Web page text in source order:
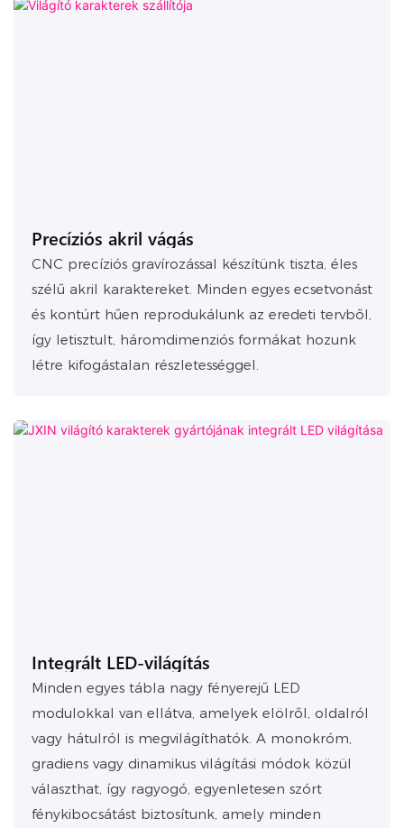
Precíziós akril vágás
CNC precíziós gravírozással készítünk tiszta, éles
szélű akril karaktereket. Minden egyes ecsetvonást
és kontúrt hűen reprodukálunk az eredeti tervből,
így letisztult, háromdimenziós formákat hozunk
létre kifogástalan részletességgel.
Integrált LED-világítás
Minden egyes tábla nagy fényerejű LED
modulokkal van ellátva, amelyek elölről, oldalról
vagy hátulról is megvilágíthatók. A monokróm,
gradiens vagy dinamikus világítási módok közül
választhat, így ragyogó, egyenletesen szórt
fénykibocsátást biztosítunk, amely minden